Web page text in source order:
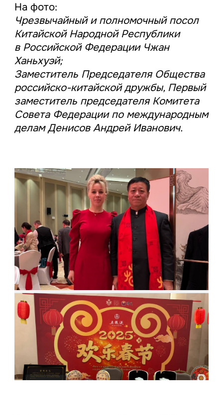
На фото:
Чрезвычайный и полномочный посол
Китайской Народной Республики
в Российской Федерации Чжан
Ханьхуэй;
Заместитель Председателя Общества
российско-китайской дружбы, Первый
заместитель председателя Комитета
Совета Федерации по международным
делам Денисов Андрей Иванович.